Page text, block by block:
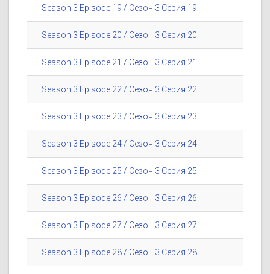
Season 3 Episode 19 / Сезон 3 Серия 19
Season 3 Episode 20 / Сезон 3 Серия 20
Season 3 Episode 21 / Сезон 3 Серия 21
Season 3 Episode 22 / Сезон 3 Серия 22
Season 3 Episode 23 / Сезон 3 Серия 23
Season 3 Episode 24 / Сезон 3 Серия 24
Season 3 Episode 25 / Сезон 3 Серия 25
Season 3 Episode 26 / Сезон 3 Серия 26
Season 3 Episode 27 / Сезон 3 Серия 27
Season 3 Episode 28 / Сезон 3 Серия 28